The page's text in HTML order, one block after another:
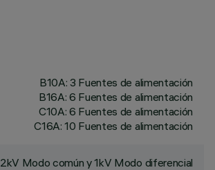
B10A: 3 Fuentes de alimentación
B16A: 6 Fuentes de alimentación
C10A: 6 Fuentes de alimentación
C16A: 10 Fuentes de alimentación
2kV Modo común y 1kV Modo diferencial